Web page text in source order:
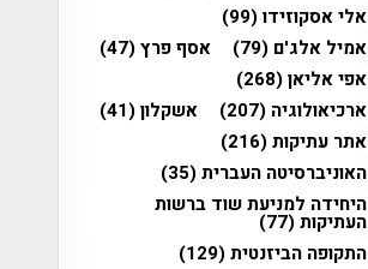
אלי אסקוזידו(99)
אמיל אלג'ם (79) אסף פרץ(47)
אפי אליאן(268)
ארכיאולוגיה (207) אשקלון(41)
אתר עתיקות(216)
האוניברסיטה העברית(35)
היחידה למניעת שוד ברשות
העתיקות(77)
התקופה הביזנטית(129)